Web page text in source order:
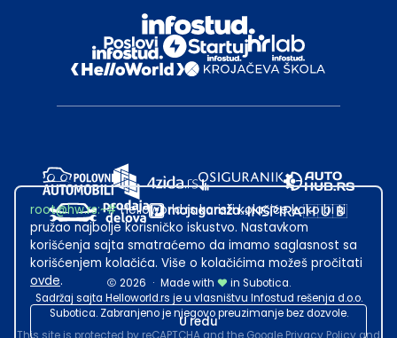
2026 · Made with
in Subotica.
Sadržaj sajta Helloworld.rs je u vlasništvu Infostud rešenja d.o.o.
Subotica. Zabranjeno je njegovo preuzimanje bez dozvole.
root@hw.rs:~#Helloworld.rs koristi kolačiće kako bi ti
pružao najbolje korisničko iskustvo. Nastavkom
korišćenja sajta smatraćemo da imamo saglasnost sa
korišćenjem kolačića. Više o kolačićima možeš pročitati
ovde.
U redu